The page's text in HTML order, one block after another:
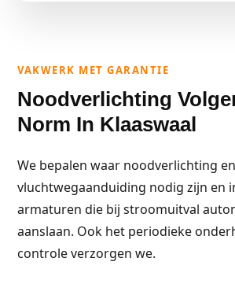
VAKWERK MET GARANTIE
Noodverlichting
Norm In Klaaswaal
We bepalen waar noodverlichting en
vluchtwegaanduiding nodig zijn en
armaturen die bij stroomuitval
aanslaan. Ook het periodieke
controle verzorgen we.